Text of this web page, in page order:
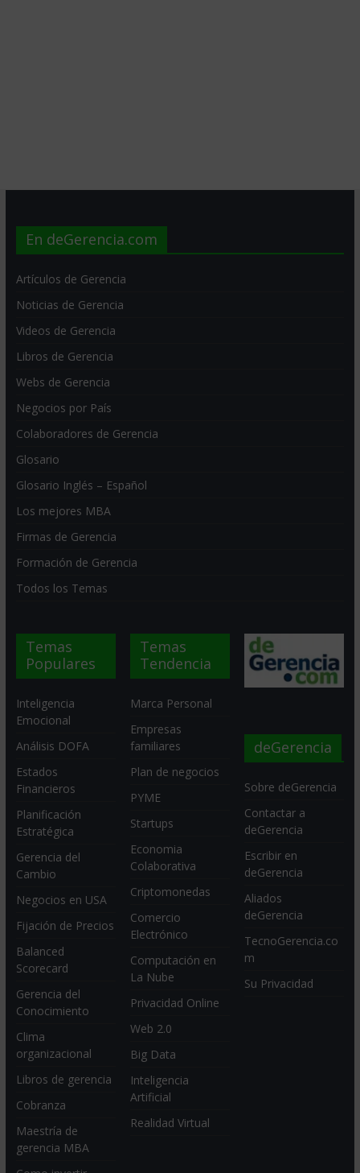
En deGerencia.com
Artículos de Gerencia
Noticias de Gerencia
Videos de Gerencia
Libros de Gerencia
Webs de Gerencia
Negocios por País
Colaboradores de Gerencia
Glosario
Glosario Inglés – Español
Los mejores MBA
Firmas de Gerencia
Formación de Gerencia
Todos los Temas
Temas
Populares
Inteligencia
Emocional
Análisis DOFA
Estados
Financieros
Planificación
Estratégica
Gerencia del
Cambio
Negocios en USA
Fijación de Precios
Balanced
Scorecard
Gerencia del
Conocimiento
Clima
organizacional
Libros de gerencia
Cobranza
Maestría de
gerencia MBA
Temas
Tendencia
Marca Personal
Empresas
familiares
Plan de negocios
PYME
Startups
Economia
Colaborativa
Criptomonedas
Comercio
Electrónico
Computación en
La Nube
Privacidad Online
Web 2.0
Big Data
Inteligencia
Artificial
Realidad Virtual
deGerencia
Sobre deGerencia
Contactar a
deGerencia
Escribir en
deGerencia
Aliados
deGerencia
TecnoGerencia.co
m
Su Privacidad